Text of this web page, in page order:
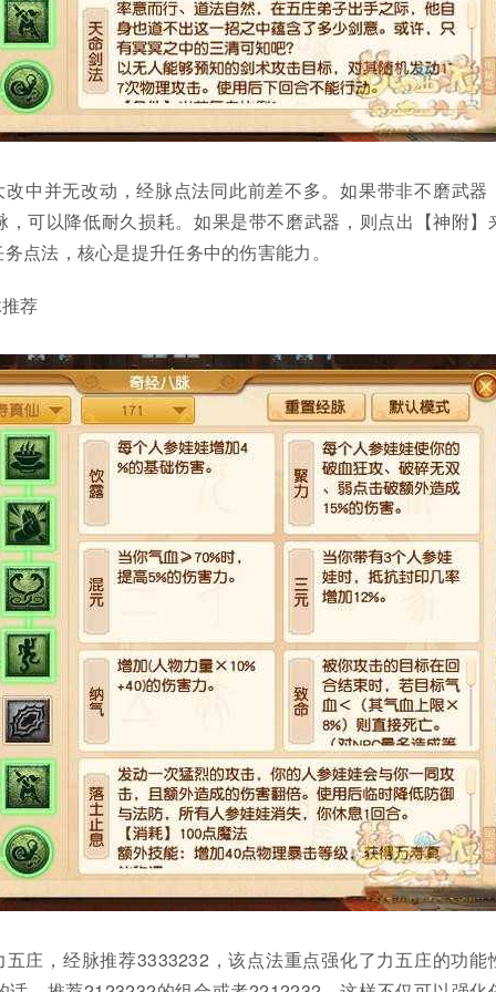
中并无改动，经脉点法同此前差不多。如果带非不磨武器
可以降低耐久损耗。如果是带不磨武器，则点出【神附】
点法，核心是提升任务中的伤害能力。
荐
庄，经脉推荐3333232，该点法重点强化了力五庄的功能